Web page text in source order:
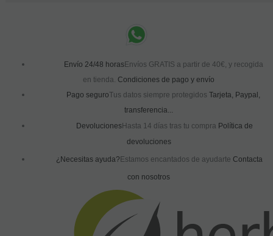
Envío 24/48 horasEnvíos GRATIS a partir de 40€, y recogida
en tienda. Condiciones de pago y envío
Pago seguroTus datos siempre protegidos Tarjeta, Paypal,
transferencia...
DevolucionesHasta 14 días tras tu compra Política de
devoluciones
¿Necesitas ayuda?Estamos encantados de ayudarte Contacta
con nosotros